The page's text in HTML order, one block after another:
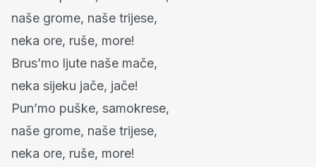
naše grome, naše trijese,
neka ore, ruše, more!
Brus’mo ljute naše mače,
neka sijeku jače, jače!
Pun’mo puške, samokrese,
naše grome, naše trijese,
neka ore, ruše, more!